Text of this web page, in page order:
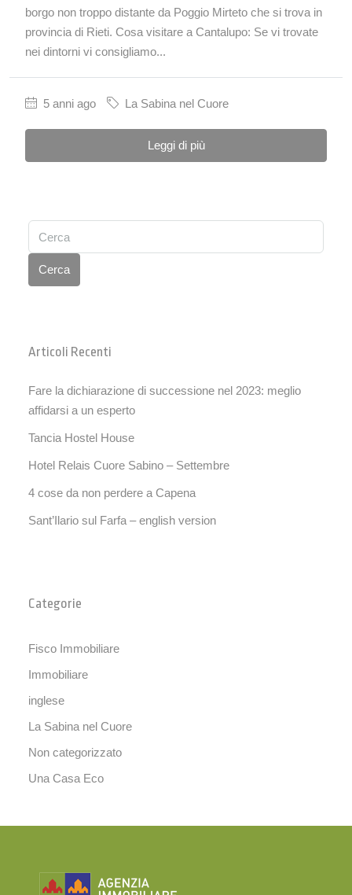
borgo non troppo distante da Poggio Mirteto che si trova in
provincia di Rieti. Cosa visitare a Cantalupo: Se vi trovate
nei dintorni vi consigliamo...
5 anni ago La Sabina nel Cuore
Leggi di più
Cerca
Articoli Recenti
Fare la dichiarazione di successione nel 2023: meglio
affidarsi a un esperto
Tancia Hostel House
Hotel Relais Cuore Sabino – Settembre
4 cose da non perdere a Capena
Sant’Ilario sul Farfa – english version
Categorie
Fisco Immobiliare
Immobiliare
inglese
La Sabina nel Cuore
Non categorizzato
Una Casa Eco